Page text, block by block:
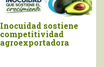
Inocuidad sostiene
competitividad
agroexportadora